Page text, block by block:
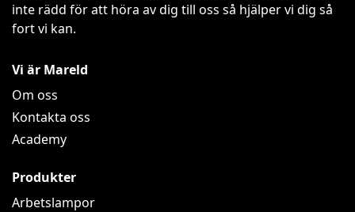
inte rädd för att höra av dig till oss så hjälper vi dig så
fort vi kan.
Vi är Mareld
Om oss
Kontakta oss
Academy
Produkter
Arbetslampor